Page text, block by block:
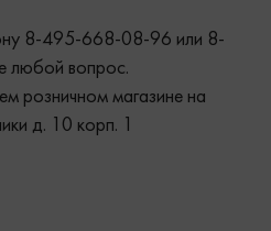
8-495-668-08-96 или 8-
любой вопрос.
розничном магазине на
д. 10 корп. 1